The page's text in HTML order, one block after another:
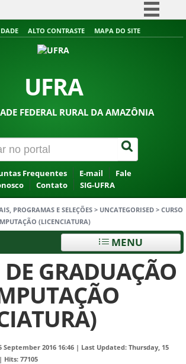
Simplifique!
Acesso à informação
ALTO CONTRASTE MAPA DO SITE
UFRA
FEDERAL RURAL DA AMAZÔNIA
Frequentes E-mail
Fale
Contato SIG-UFRA
PROGRAMAS E SELEÇÕES > UNCATEGORISED > CURSO
(LICENCIATURA)
MENU
DE GRADUAÇÃO
September 2016 16:46 | Last Updated: Thursday, 15
| Hits: 77105